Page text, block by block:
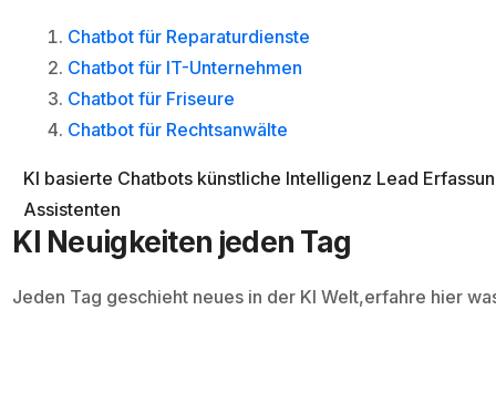
Chatbot für Reparaturdienste
Chatbot für IT-Unternehmen
Chatbot für Friseure
Chatbot für Rechtsanwälte
KI basierte Chatbots künstliche Intelligenz Lead
Assistenten
KI Neuigkeiten jeden Tag
Jeden Tag geschieht neues in der KI Welt,erfahre hier